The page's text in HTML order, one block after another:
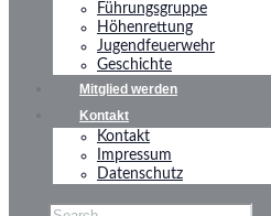
Führungsgruppe
Höhenrettung
Jugendfeuerwehr
Geschichte
Mitglied werden
Kontakt
Kontakt
Impressum
Datenschutz